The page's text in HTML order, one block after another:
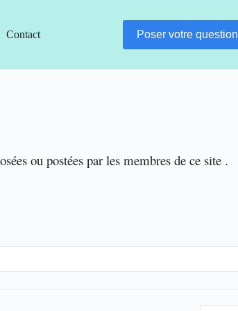
Contact Poser votre question
ou postées par les membres de ce site .